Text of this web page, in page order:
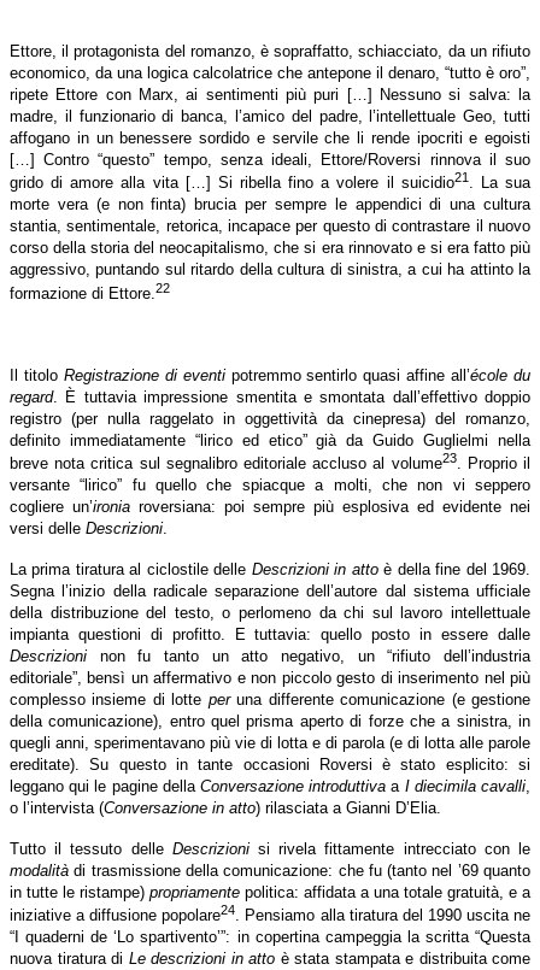
Ettore, il protagonista del romanzo, è sopraffatto, schiacciato, da un rifiuto
economico, da una logica calcolatrice che antepone il denaro, “tutto è oro”,
ripete Ettore con Marx, ai sentimenti più puri […] Nessuno si salva: la
madre, il funzionario di banca, l’amico del padre, l’intellettuale Geo, tutti
affogano in un benessere sordido e servile che li rende ipocriti e egoisti
[…] Contro “questo” tempo, senza ideali, Ettore/Roversi rinnova il suo
grido di amore alla vita […] Si ribella fino a volere il suicidio21. La sua
morte vera (e non finta) brucia per sempre le appendici di una cultura
stantia, sentimentale, retorica, incapace per questo di contrastare il nuovo
corso della storia del neocapitalismo, che si era rinnovato e si era fatto più
aggressivo, puntando sul ritardo della cultura di sinistra, a cui ha attinto la
formazione di Ettore. 22
Il titolo Registrazione di eventi potremmo sentirlo quasi affine all’école du
regard. È tuttavia impressione smentita e smontata dall’effettivo doppio
registro (per nulla raggelato in oggettività da cinepresa) del romanzo,
definito immediatamente “lirico ed etico” già da Guido Guglielmi nella
breve nota critica sul segnalibro editoriale accluso al volume23. Proprio il
versante “lirico” fu quello che spiacque a molti, che non vi seppero
cogliere un’ironia roversiana: poi sempre più esplosiva ed evidente nei
versi delle Descrizioni.
La prima tiratura al ciclostile delle Descrizioni in attoè della fine del 1969.
Segna l’inizio della radicale separazione dell’autore dal sistema ufficiale
della distribuzione del testo, o perlomeno da chi sul lavoro intellettuale
impianta questioni di profitto. E tuttavia: quello posto in essere dalle
Descrizioni non fu tanto un atto negativo, un “rifiuto dell’industria
editoriale”, bensì un affermativo e non piccolo gesto di inserimento nel più
complesso insieme di lotte peruna differente comunicazione (e gestione
della comunicazione), entro quel prisma aperto di forze che a sinistra, in
quegli anni, sperimentavano più vie di lotta e di parola (e di lotta alle parole
ereditate). Su questo in tante occasioni Roversi è stato esplicito: si
leggano qui le pagine della Conversazione introduttivaa I diecimila cavalli,
o l’intervista (Conversazione in atto) rilasciata a Gianni D’Elia.
Tutto il tessuto delle Descrizionisi rivela fittamente intrecciato con le
modalitàdi trasmissione della comunicazione: che fu (tanto nel ’69 quanto
in tutte le ristampe) propriamente politica: affidata a una totale gratuità, e a
iniziative a diffusione popolare24. Pensiamo alla tiratura del 1990 uscita ne
“I quaderni de ‘Lo spartivento’”: in copertina campeggia la scritta “Questa
nuova tiratura di Le descrizioni in atto è stata stampata e distribuita come